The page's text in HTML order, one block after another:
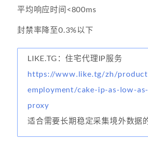
平均响应时间<800ms
封禁率降至0.3%以下
LIKE.TG：住宅代理IP服务
https://www.like.tg/zh/
employment/cake-ip-as-low-
proxy
适合需要长期稳定采集境外数据